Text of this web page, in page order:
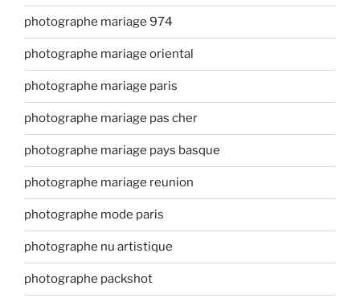
photographe mariage 974
photographe mariage oriental
photographe mariage paris
photographe mariage pas cher
photographe mariage pays basque
photographe mariage reunion
photographe mode paris
photographe nu artistique
photographe packshot